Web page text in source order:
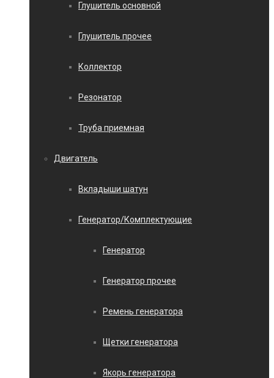
Глушитель основной
Глушитель прочее
Коллектор
Резонатор
Труба приемная
Двигатель
Вкладыши шатун
Генератор/Комплектующие
Генератор
Генератор прочее
Ремень генератора
Щетки генератора
Якорь генератора